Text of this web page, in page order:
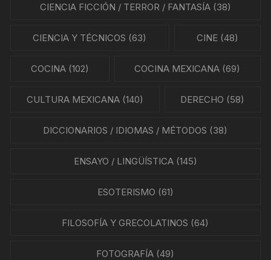
CIENCIA FICCIÓN / TERROR / FANTASÍA(38)
CIENCIA Y TÉCNICOS (63) CINE(48)
COCINA(102) COCINA MEXICANA (69)
CULTURA MEXICANA(140) DERECHO (58)
DICCIONARIOS / IDIOMAS / MÉTODOS (38)
ENSAYO / LINGÜÍSTICA(145)
ESOTERISMO (61)
FILOSOFÍA Y GRECOLATINOS (64)
FOTOGRAFÍA (49)